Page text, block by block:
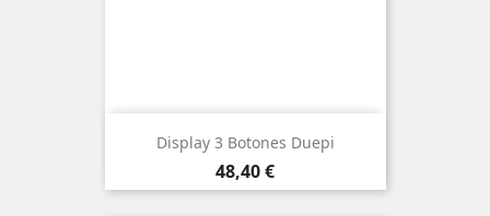
Display 3 Botones Duepi
Precio
48,40 €